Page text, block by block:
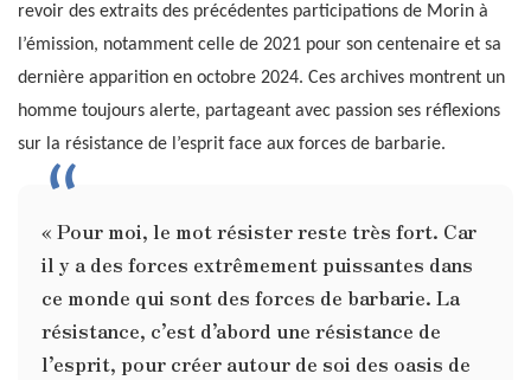
revoir des extraits des précédentes participations de Morin à
l’émission, notamment celle de 2021 pour son centenaire et sa
dernière apparition en octobre 2024. Ces archives montrent un
homme toujours alerte, partageant avec passion ses réflexions
sur la résistance de l’esprit face aux forces de barbarie.
« Pour moi, le mot résister reste très fort. Car
il y a des forces extrêmement puissantes dans
ce monde qui sont des forces de barbarie. La
résistance, c’est d’abord une résistance de
l’esprit, pour créer autour de soi des oasis de